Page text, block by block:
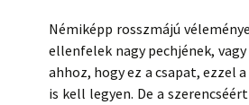
Némiképp rosszmájú
ellenfelek nagy pechjének,
ahhoz, hogy ez a csapat,
is kell legyen. De a